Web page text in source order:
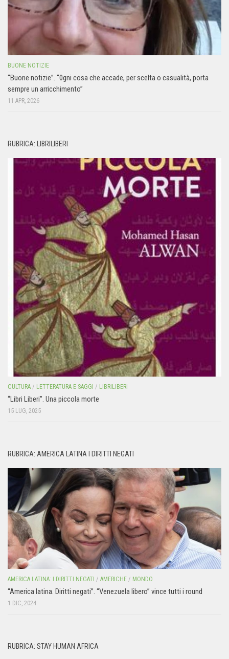
BUONE NOTIZIE
“Buone notizie”. “0gni cosa che accade, per scelta o casualità, porta
sempre un arricchimento”
11 APR, 2026
RUBRICA: LIBRILIBERI
CULTURA / LETTERATURA E SAGGI / LIBRILIBERI
“Libri Liberi”. Una piccola morte
15 LUG, 2025
RUBRICA: AMERICA LATINA I DIRITTI NEGATI
AMERICA LATINA: I DIRITTI NEGATI / AMERICHE / MONDO
“America latina. Diritti negati”. “Venezuela libero” vince tutti i round
1 DIC, 2024
RUBRICA: STAY HUMAN AFRICA